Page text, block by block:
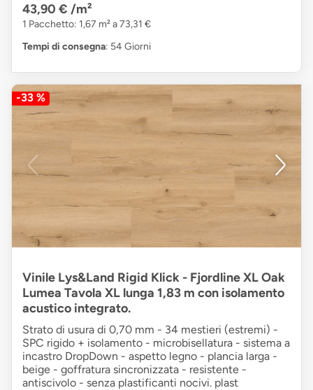
43,90 € /m²
1 Pacchetto: 1,67 m² a 73,31 €
Tempi di consegna: 54 Giorni
-33 %
Vinile Lys&Land Rigid Klick - Fjordline XL Oak
Lumea Tavola XL lunga 1,83 m con isolamento
acustico integrato.
Strato di usura di 0,70 mm - 34 mestieri (estremi) -
SPC rigido + isolamento - microbisellatura - sistema a
incastro DropDown - aspetto legno - plancia larga -
beige - goffratura sincronizzata - resistente -
antiscivolo - senza plastificanti nocivi. plast